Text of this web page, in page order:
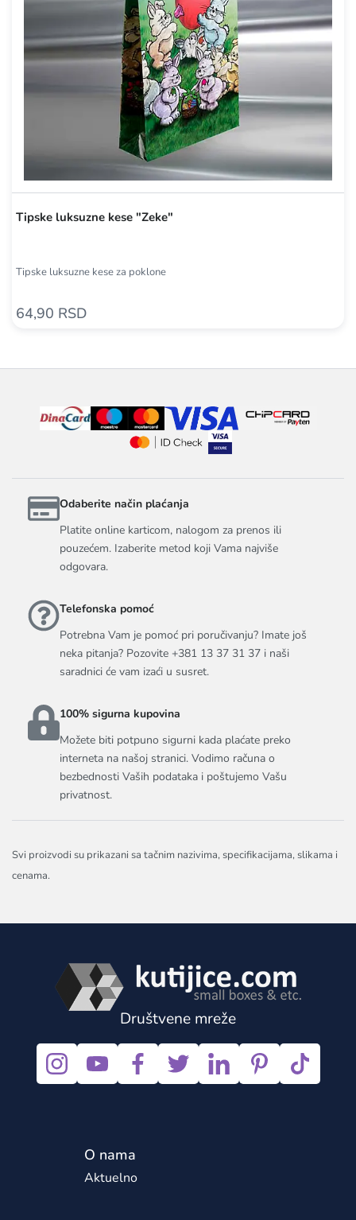
Tipske luksuzne kese "Zeke"
Tipske luksuzne kese za poklone
64,90 RSD
Odaberite način plaćanja
Platite online karticom, nalogom za prenos ili
pouzećem. Izaberite metod koji Vama najviše
odgovara.
Telefonska pomoć
Potrebna Vam je pomoć pri poručivanju? Imate još
neka pitanja? Pozovite +381 13 37 31 37 i naši
saradnici će vam izaći u susret.
100% sigurna kupovina
Možete biti potpuno sigurni kada plaćate preko
interneta na našoj stranici. Vodimo računa o
bezbednosti Vaših podataka i poštujemo Vašu
privatnost.
Svi proizvodi su prikazani sa tačnim nazivima, specifikacijama, slikama i
cenama.
Društvene mreže
O nama
Aktuelno